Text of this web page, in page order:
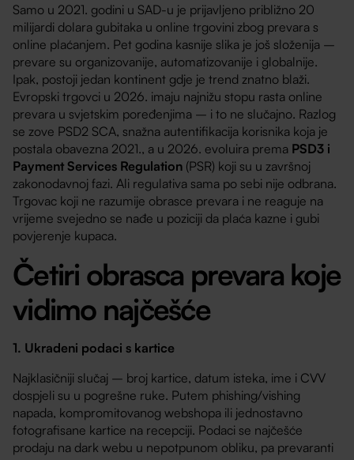
Samo u 2021. godini u SAD-u je prijavljeno približno 20
milijardi dolara gubitaka u online trgovini zbog prevara s
online plaćanjem. Pet godina kasnije slika je još složenija –
prevare su organizovanije, automatizovanije i globalnije.
Ipak, postoji jedan kontinent gdje je trend znatno blaži.
Evropski trgovci u 2026. imaju najnižu stopu rasta online
prevara u svjetskim poređenjima – i to ne slučajno. Razlog
se zove PSD2 SCA, snažna autentifikacija korisnika koja je
postala obavezna 2021., a u 2026. evoluira prema PSD3 i
Payment Services Regulation (PSR) koji su u završnoj
zakonodavnoj fazi. Ali regulativa sama po sebi nije odbrana.
Trgovac koji ne razumije obrasce prevara i ne reaguje na
vrijeme svejedno se nađe u poziciji da plaća kazne i gubi
povjerenje kupaca.
Četiri obrasca prevara koje
vidimo najčešće
1. Ukradeni podaci s kartice
Najklasičniji slučaj – broj kartice, datum isteka, ime i CVV
dospjeli su u pogrešne ruke. Putem phishing/vishing
napada, kompromitovanog webshopa ili jednostavno
fotografisane kartice na recepciji. Podaci se najčešće
prodaju na dark webu u nepotpunom obliku, pa prevaranti